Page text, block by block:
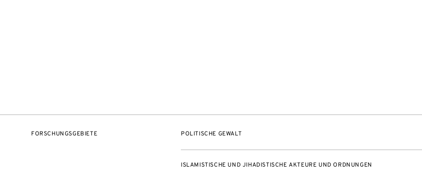
FORSCHUNGSGEBIETE POLITISCHE GEWALT
ISLAMISTISCHE UND JIHADISTISCHE AKTEURE UND ORDNUNGEN